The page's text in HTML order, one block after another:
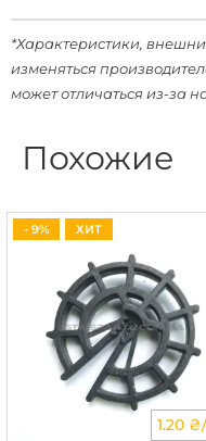
*Характеристики,
изменяться
может отличаться из-за
Похожие
- 9% ХИТ
1.20